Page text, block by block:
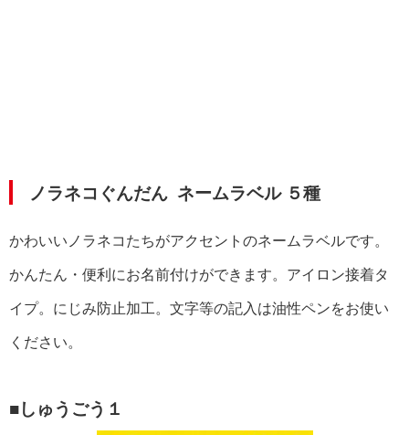
ノラネコぐんだん ネームラベル ５種
かわいいノラネコたちがアクセントのネームラベルです。
かんたん・便利にお名前付けができます。 アイロン接着タ
イプ。にじみ防止加工。文字等の記入は油性ペンをお使い
ください。
■しゅうごう１